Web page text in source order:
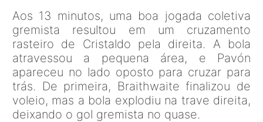
Aos 13 minutos, uma boa jogada coletiva
gremista resultou em um cruzamento
rasteiro de Cristaldo pela direita. A bola
atravessou a pequena área, e Pavón
apareceu no lado oposto para cruzar para
trás. De primeira, Braithwaite finalizou de
voleio, mas a bola explodiu na trave direita,
deixando o gol gremista no quase.